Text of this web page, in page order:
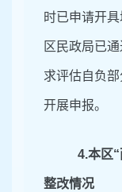
时已申请开
区民政局已
求评估自负
开展申报。
4.本区
整改情况